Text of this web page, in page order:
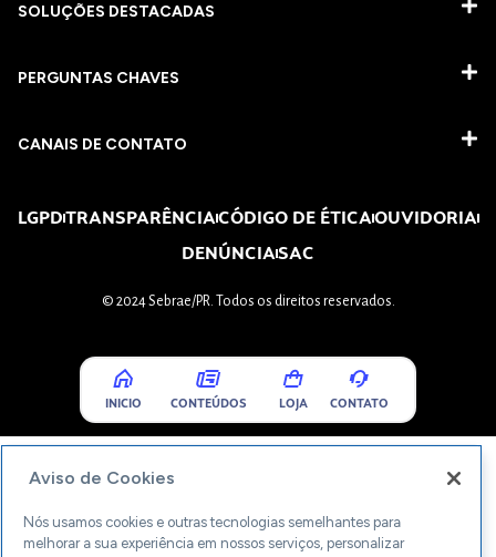
SOLUÇÕES DESTACADAS
PERGUNTAS CHAVES​
CANAIS DE CONTATO
LGPDTRANSPARÊNCIACÓDIGO DE ÉTICAOUVIDORIA
DENÚNCIASAC
© 2024 Sebrae/PR. Todos os direitos reservados.
INICIO CONTEÚDOS LOJA CONTATO
Aviso de Cookies
Nós usamos cookies e outras tecnologias semelhantes para
melhorar a sua experiência em nossos serviços, personalizar